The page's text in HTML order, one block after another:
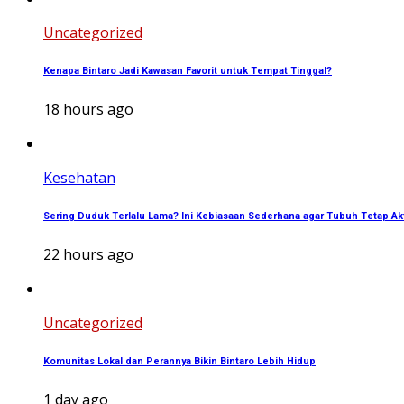
Uncategorized
Kenapa Bintaro Jadi Kawasan Favorit untuk Tempat Tinggal?
18 hours ago
Kesehatan
Sering Duduk Terlalu Lama? Ini Kebiasaan Sederhana agar Tubuh Tetap
22 hours ago
Uncategorized
Komunitas Lokal dan Perannya Bikin Bintaro Lebih Hidup
1 day ago